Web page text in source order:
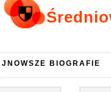
BIOGRAFIE